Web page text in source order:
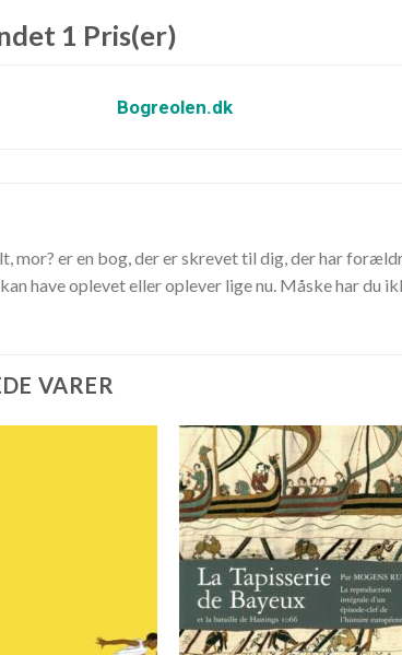
1 Pris(er)
Bogreolen.dk
mor? er en bog, der er skrevet til dig, der har
have oplevet eller oplever lige nu. Måske har du
VARER